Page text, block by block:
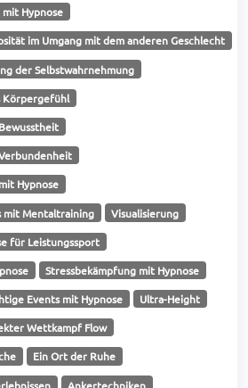
Hypnose
im Umgang mit dem anderen Geschlecht
der Selbstwahrnehmung
Körpergefühl
Hypnose
mit Mentaltraining Visualisierung
für Leistungssport
Stressbekämpfung mit Hypnose
Events mit Hypnose Ultra-Height
Wettkampf Flow
Ein Ort der Ruhe
Ankertechniken